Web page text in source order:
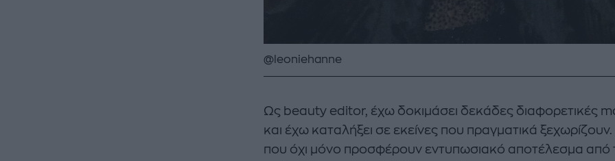
@leoniehanne
Ως beauty editor, έχω δοκιμάσει δεκάδες διαφορετικές
και έχω καταλήξει σε εκείνες που πραγματικά
που όχι μόνο προσφέρουν εντυπωσιακό αποτέλεσμα από